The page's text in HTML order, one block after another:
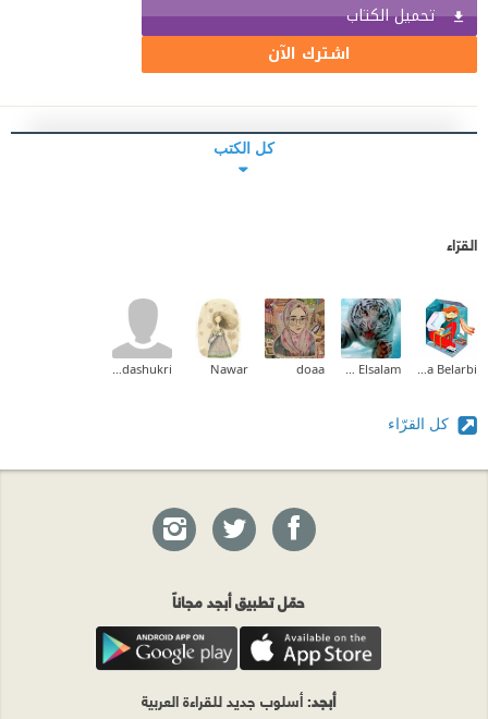
تحميل الكتاب
اشترك الآن
كل الكتب
القرّاء
doaa
Nawar
كل القرّاء
حمّل تطبيق أبجد مجاناً
أبجد: أسلوب جديد للقراءة العربية